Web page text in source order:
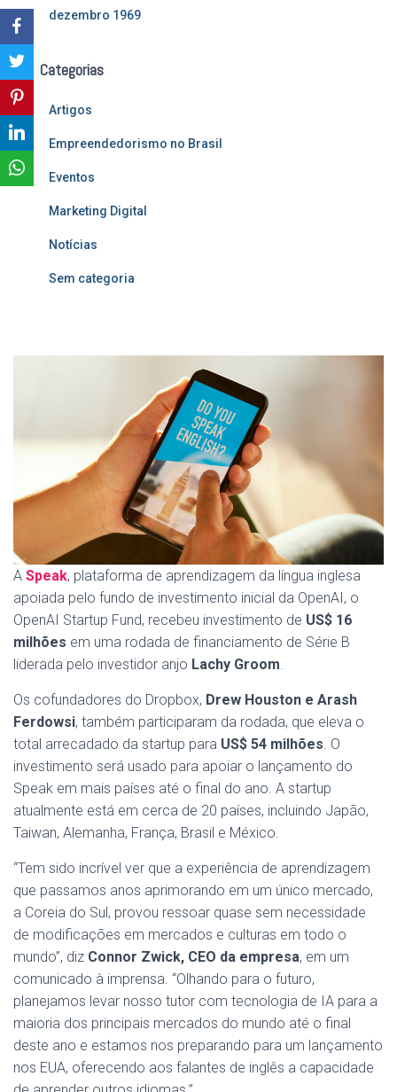
dezembro 1969
Categorias
Artigos
Empreendedorismo no Brasil
Eventos
Marketing Digital
Notícias
Sem categoria
A Speak, plataforma de aprendizagem da língua inglesa
apoiada pelo fundo de investimento inicial da OpenAI, o
OpenAI Startup Fund, recebeu investimento de US$ 16
milhões em uma rodada de financiamento de Série B
liderada pelo investidor anjo Lachy Groom
Os cofundadores do Dropbox, Drew Houston e Arash
Ferdowsi, também participaram da rodada, que eleva o
total arrecadado da startup para US$ 54 milhões . O
investimento será usado para apoiar o lançamento do
Speak em mais países até o final do ano. A startup
atualmente está em cerca de 20 países, incluindo Japão,
Taiwan, Alemanha, França, Brasil e México.
“Tem sido incrível ver que a experiência de aprendizagem
que passamos anos aprimorando em um único mercado,
a Coreia do Sul, provou ressoar quase sem necessidade
de modificações em mercados e culturas em todo o
mundo”, diz Connor Zwick, CEO da empresa, em um
comunicado à imprensa. “Olhando para o futuro,
planejamos levar nosso tutor com tecnologia de IA para a
maioria dos principais mercados do mundo até o final
deste ano e estamos nos preparando para um lançamento
nos EUA, oferecendo aos falantes de inglês a capacidade